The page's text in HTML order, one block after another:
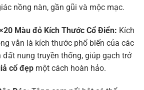
nồng nàn, gần gũi và mộc mạc.
Màu đỏ Kích Thước Cổ Điển: Kích
vắn là kích thước phổ biến của các
đất nung truyền thống, giúp gạch trở
cổ đẹp một cách hoàn hảo.